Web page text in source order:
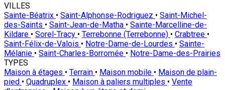
VILLES
Sainte-Béatrix • Saint-Alphonse-Rodriguez • Saint-Michel-
des-Saints • Saint-Jean-de-Matha • Sainte-Marcelline-de-
Kildare • Sorel-Tracy • Terrebonne (Terrebonne) • Crabtree •
Saint-Félix-de-Valois • Notre-Dame-de-Lourdes • Sainte-
Mélanie • Saint-Charles-Borromée • Notre-Dame-des-Prairies
TYPES
Maison à étages • Terrain • Maison mobile • Maison de plain-
pied • Quadruplex • Maison à paliers multiples • Vente